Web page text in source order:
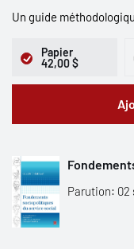
Un guide
Papier
42,00 $
Parution: 02